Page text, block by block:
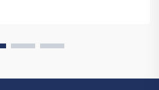
айланат. Эки түрдүү